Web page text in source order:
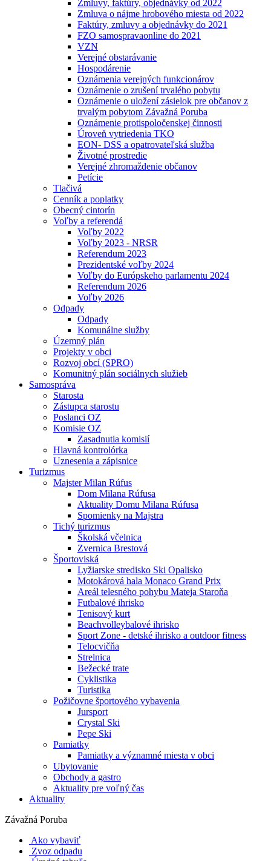
Zmluvy, faktúry, objednávky od 2022
Zmluva o nájme hrobového miesta od 2022
Faktúry, zmluvy a objednávky do 2021
FZO samospravaonline do 2021
VZN
Verejné obstarávanie
Hospodárenie
Oznámenia verejných funkcionárov
Oznámenie o zrušení trvalého pobytu
Oznámenie o uložení zásielok pre občanov z
trvalým pobytom Závažná Poruba
Oznámenie protispoločenskej činnosti
Úroveň vytriedenia TKO
EON- DSS a opatrovateľská služba
Životné prostredie
Verejné zhromaždenie občanov
Petície
Tlačivá
Cenník a poplatky
Obecný cintorín
Voľby a referendá
Voľby 2022
Voľby 2023 - NRSR
Referendum 2023
Prezidentské voľby 2024
Voľby do Európskeho parlamentu 2024
Referendum 2026
Voľby 2026
Odpady
Odpady
Komunálne služby
Územný plán
Projekty v obci
Rozvoj obcí (SPRO)
Komunitný plán sociálnych služieb
Samospráva
Starosta
Zástupca starostu
Poslanci OZ
Komisie OZ
Zasadnutia komisií
Hlavná kontrolórka
Uznesenia a zápisnice
Turizmus
Majster Milan Rúfus
Dom Milana Rúfusa
Aktuality Domu Milana Rúfusa
Spomienky na Majstra
Tichý turizmus
Školská včelnica
Zvernica Brestová
Športoviská
Lyžiarske stredisko Ski Opalisko
Motokárová hala Monaco Grand Prix
Areál telesného pohybu Mateja Staroňa
Futbalové ihrisko
Tenisový kurt
Beachvolleybalové ihrisko
Sport Zone - detské ihrisko a outdoor fitness
Telocvičňa
Strelnica
Bežecké trate
Cyklistika
Turistika
Požičovne športového vybavenia
Jursport
Crystal Ski
Pepe Ski
Pamiatky
Pamiatky a významné miesta v obci
Ubytovanie
Obchody a gastro
Aktuality pre voľný čas
Aktuality
Závažná Poruba
Ako vybaviť
Zvoz odpadu